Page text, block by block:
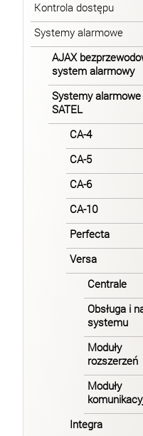
Kontrola dostępu
Systemy alarmowe
AJAX
system alarmowy
Systemy alarmowe
SATEL
CA-4
CA-5
CA-6
CA-10
Perfecta
Versa
Centrale
Obsługa i
systemu
Moduły
rozszerzeń
Moduły
Integra